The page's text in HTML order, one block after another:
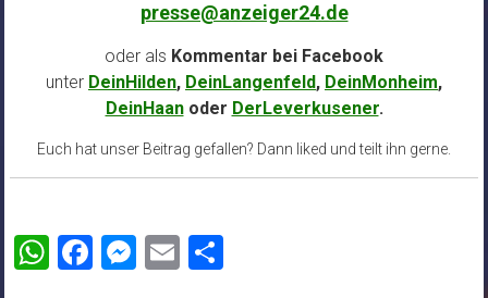
presse@anzeiger24.de
oder als Kommentar bei Facebook
unter DeinHilden, DeinLangenfeld, DeinMonheim,
DeinHaanoder DerLeverkusener.
Euch hat unser Beitrag gefallen? Dann liked und teilt ihn gerne.
WhatsApp
Facebook
Messenger
EmailTeilen